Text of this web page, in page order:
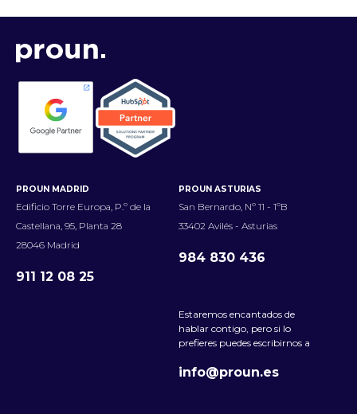
PROUN MADRID
Edificio Torre Europa, P.º de la
Castellana, 95, Planta 28
28046 Madrid
911 12 08 25
PROUN ASTURIAS
San Bernardo, Nº 11 - 1ºB
33402 Avilés - Asturias
984 830 436
Estaremos encantados de
hablar contigo, pero si lo
prefieres puedes escribirnos a
info@proun.es